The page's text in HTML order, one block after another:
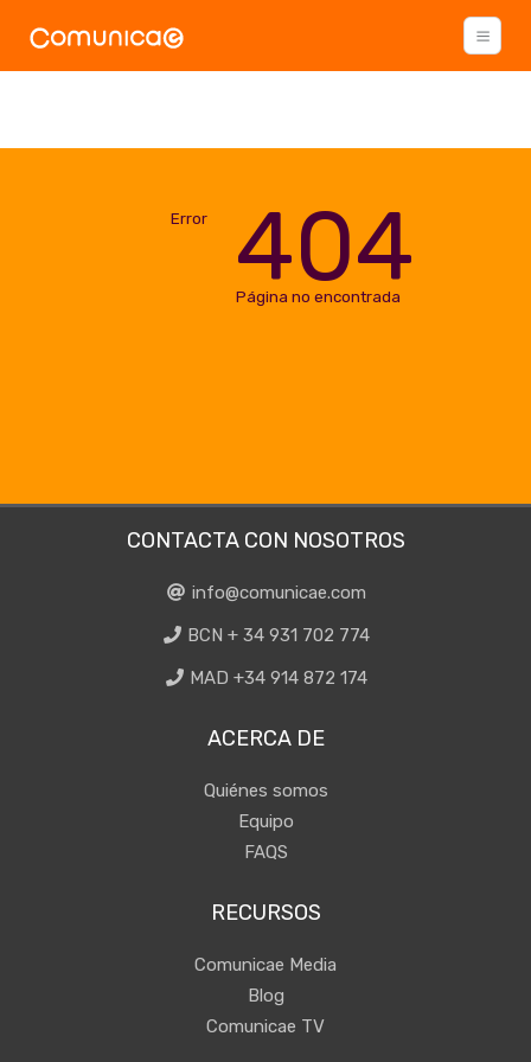
Error 404
Página no encontrada
CONTACTA CON NOSOTROS
info@comunicae.com
BCN + 34 931 702 774
MAD +34 914 872 174
ACERCA DE
Quiénes somos
Equipo
FAQS
RECURSOS
Comunicae Media
Blog
Comunicae TV